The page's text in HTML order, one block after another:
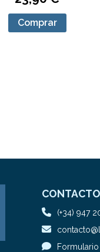
Comprar
CONTACTO
(+34) 947